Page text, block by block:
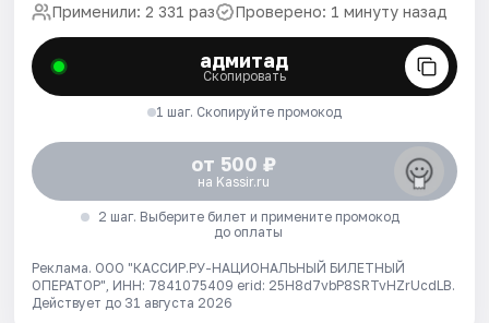
Применили: 2 331 раз Проверено: 1 минуту назад
адмитад
Скопировать
1 шаг. Скопируйте промокод
от 500 ₽
на Kassir.ru
2 шаг. Выберите билет и примените промокод
до оплаты
Реклама. ООО "КАССИР.РУ-НАЦИОНАЛЬНЫЙ БИЛЕТНЫЙ
ОПЕРАТОР", ИНН: 7841075409 erid: 25H8d7vbP8SRTvHZrUcdLB.
Действует до 31 августа 2026